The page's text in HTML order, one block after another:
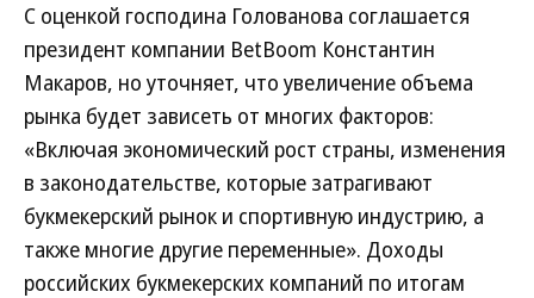
С оценкой господина Голованова соглашается
президент компании BetBoom Константин
Макаров, но уточняет, что увеличение объема
рынка будет зависеть от многих факторов:
«Включая экономический рост страны, изменения
в законодательстве, которые затрагивают
букмекерский рынок и спортивную индустрию, а
также многие другие переменные». Доходы
российских букмекерских компаний по итогам